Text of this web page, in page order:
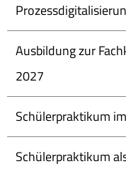
Ausbildung zur
2027
Schülerpraktikum
Schülerpraktikum